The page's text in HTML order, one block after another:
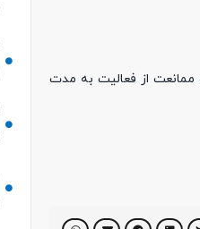
ممانعت از فعالیت به مدت